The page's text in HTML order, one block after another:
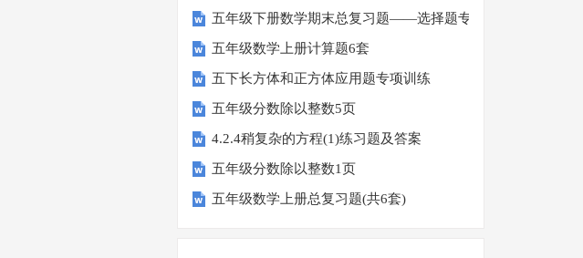
五年级下册数学期末总复习题——选择题专项练习
五年级数学上册计算题6套
五下长方体和正方体应用题专项训练
五年级分数除以整数5页
4.2.4稍复杂的方程(1)练习题及答案
五年级分数除以整数1页
五年级数学上册总复习题(共6套)